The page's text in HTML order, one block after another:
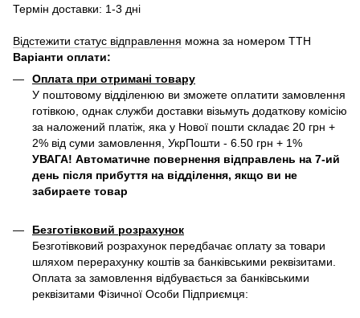
Термін доставки: 1-3 дні
Відстежити статус відправлення можна за номером ТТН
Варіанти оплати:
Оплата при отримані товару
У поштовому відділенюю ви зможете оплатити замовлення
готівкою, однак служби доставки візьмуть додаткову комісію
за наложений платіж, яка у Нової пошти складає 20 грн +
2% від суми замовлення, УкрПошти - 6.50 грн + 1%
УВАГА! Автоматичне повернення відправлень на 7-ий
день після прибуття на відділення, якщо ви не
забираете товар
Безготівковий розрахунок
Безготівковий розрахунок передбачає оплату за товари
шляхом перерахунку коштів за банківськими реквізитами.
Оплата за замовлення відбувається за банківськими
реквізитами Фізичної Особи Підприємця: